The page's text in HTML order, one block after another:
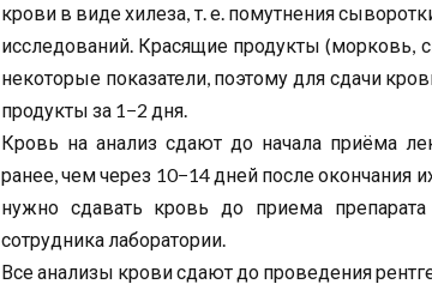
крови в виде хилеза, т. е. помутнения
исследований. Красящие продукты
некоторые показатели, поэтому для сдачи
продукты за 1−2 дня.
Кровь на анализ сдают до начала приёма
ранее, чем через 10−14 дней после окончания
нужно сдавать кровь до приема
сотрудника лаборатории.
Все анализы крови сдают до проведения